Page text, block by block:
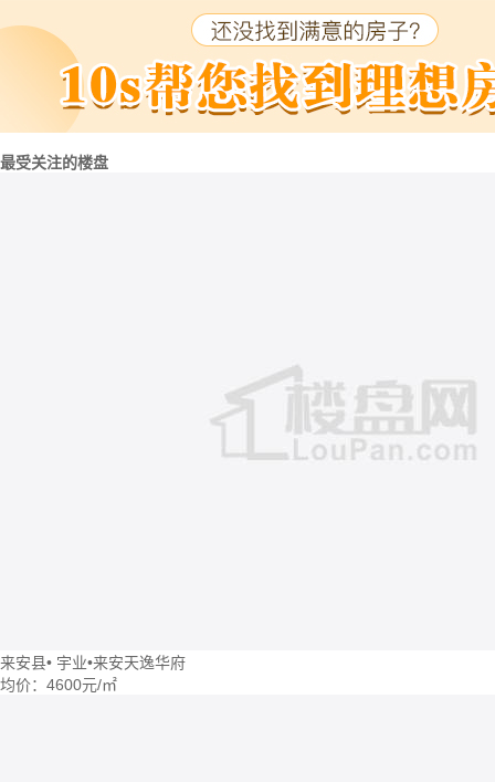
最受关注的楼盘
来安县• 宇业•来安天逸华府
均价： 4600元/㎡